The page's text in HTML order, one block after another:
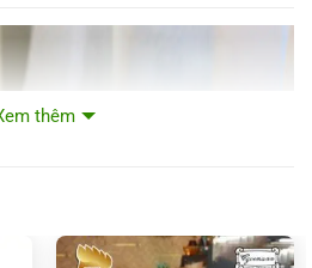
thêm